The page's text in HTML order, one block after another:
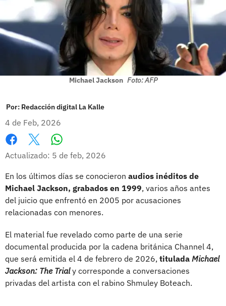
Michael Jackson Foto: AFP
Por: Redacción digital La Kalle
4 de Feb, 2026
Facebook
X
Actualizado: 5 de feb, 2026
En los últimos días se conocieron audios inéditos de
Michael Jackson, grabados en 1999, varios años antes
del juicio que enfrentó en 2005 por acusaciones
relacionadas con menores.
El material fue revelado como parte de una serie
documental producida por la cadena británica Channel 4,
que será emitida el 4 de febrero de 2026, titulada Michael
Jackson: The Trialy corresponde a conversaciones
privadas del artista con el rabino Shmuley Boteach.